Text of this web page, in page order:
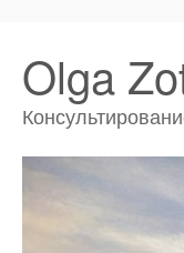
Olga